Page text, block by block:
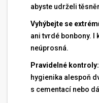
abyste udrželi
Vyhýbejte se
ani tvrdé bonbony. I
neúprosná.
Pravidelné kontroly:
hygienika alespoň
s cementací nebo